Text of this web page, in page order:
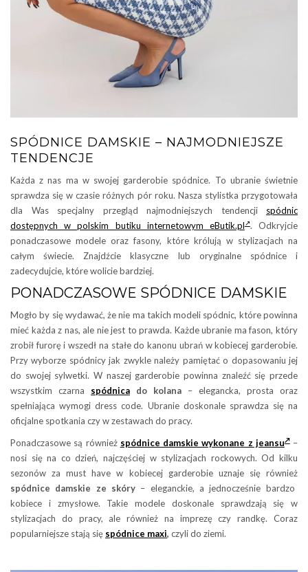
SPÓDNICE DAMSKIE – NAJMODNIEJSZE
TENDENCJE
Każda z nas ma w swojej garderobie spódnice. To ubranie świetnie
sprawdza się w czasie różnych pór roku. Nasza stylistka przygotowała
dla Was specjalny przegląd najmodniejszych tendencji spódnic
dostępnych w polskim butiku internetowym eButik.pl . Odkryjcie
ponadczasowe modele oraz fasony, które królują w stylizacjach na
całym świecie. Znajdźcie klasyczne lub oryginalne spódnice i
zadecydujcie, które wolicie bardziej.
PONADCZASOWE SPÓDNICE DAMSKIE
Mogło by się wydawać, że nie ma takich modeli spódnic, które powinna
mieć każda z nas, ale nie jest to prawda. Każde ubranie ma fason, który
zrobił furorę i wszedł na stałe do kanonu ubrań w kobiecej garderobie.
Przy wyborze spódnicy jak zwykle należy pamiętać o dopasowaniu jej
do swojej sylwetki. W naszej garderobie powinna znaleźć się przede
wszystkim czarna spódnica do kolana – elegancka, prosta oraz
spełniająca wymogi dress code. Ubranie doskonale sprawdza się na
oficjalne spotkania czy w zestawach do pracy.
Ponadczasowe są również spódnice damskie wykonane z jeansu –
nosi się na co dzień, najczęściej w stylizacjach rockowych. Od kilku
sezonów za must have w kobiecej garderobie uznaje się również
spódnice damskie ze skóry – eleganckie, a jednocześnie bardzo
kobiece i zmysłowe. Takie modele doskonale sprawdzają się w
stylizacjach do pracy, ale również na imprezę czy randkę. Coraz
popularniejsze stają się spódnice maxi, czyli do ziemi.